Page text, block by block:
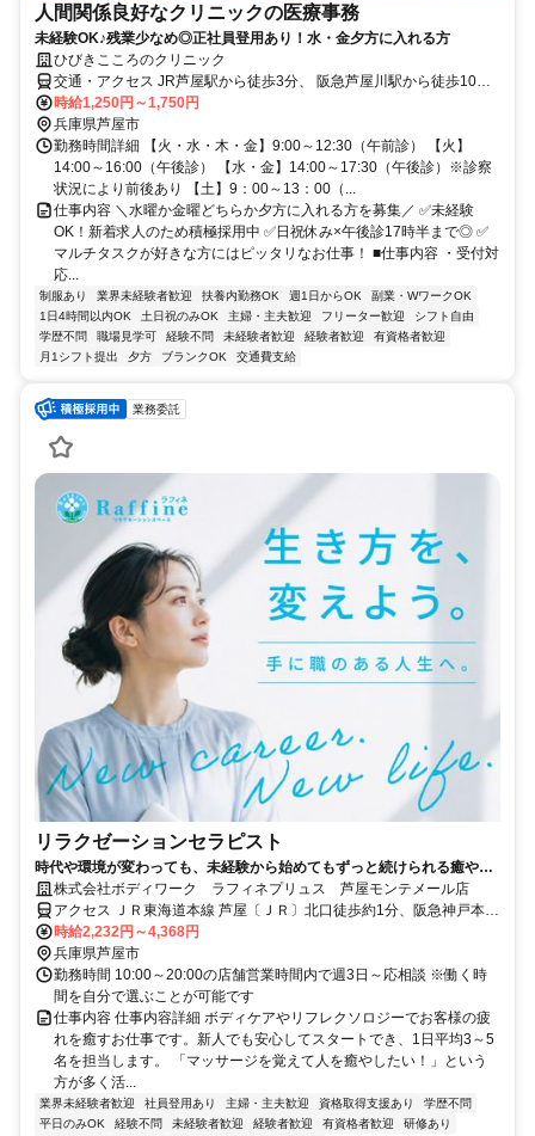
人間関係良好なクリニックの医療事務
未経験OK♪残業少なめ◎正社員登用あり！水・金夕方に入れる方
ひびきこころのクリニック
交通・アクセス JR芦屋駅から徒歩3分、 阪急芦屋川駅から徒歩10
分、阪神芦屋駅から徒歩15分
時給1,250円～1,750円
兵庫県芦屋市
勤務時間詳細 【火・水・木・金】9:00～12:30（午前診） 【火】
14:00～16:00（午後診） 【水・金】14:00～17:30（午後診）※診察
状況により前後あり 【土】9：00～13：00（...
仕事内容 ＼水曜か金曜どちらか夕方に入れる方を募集／ ✅未経験
OK！新着求人のため積極採用中 ✅日祝休み×午後診17時半まで◎ ✅
マルチタスクが好きな方にはピッタリなお仕事！ ■仕事内容 ・受付対
応...
制服あり 業界未経験者歓迎 扶養内勤務OK 週1日からOK
副業・WワークOK
1日4時間以内OK
土日祝のみOK 主婦・主夫歓迎 フリーター歓迎
シフト自由
学歴不問
職場見学可 経験不問 未経験者歓迎 経験者歓迎
有資格者歓迎
月1シフト提出
夕方 ブランクOK 交通費支給
業務委託
リラクゼーションセラピスト
時代や環境が変わっても、未経験から始めてもずっと続けられる癒やし
の仕事。手に職を身につけて、生き方を変えよう。
株式会社ボディワーク ラフィネプリュス 芦屋モンテメール店
アクセス ＪＲ東海道本線 芦屋〔ＪＲ〕北口徒歩約1分、阪急神戸本線
芦屋川南出口徒歩約11分、阪神本線/阪神なんば線 打出徒歩約15分 最
寄駅：芦屋駅
時給2,232円～4,368円
兵庫県芦屋市
勤務時間 10:00～20:00の店舗営業時間内で週3日～応相談 ※働く時
間を自分で選ぶことが可能です
仕事内容 仕事内容詳細 ボディケアやリフレクソロジーでお客様の疲
れを癒すお仕事です。新人でも安心してスタートでき、1日平均3～5
名を担当します。 「マッサージを覚えて人を癒やしたい！」という
方が多く活...
業界未経験者歓迎 社員登用あり 主婦・主夫歓迎 資格取得支援あり
学歴不問
平日のみOK
経験不問 未経験者歓迎 経験者歓迎 有資格者歓迎 研修あり